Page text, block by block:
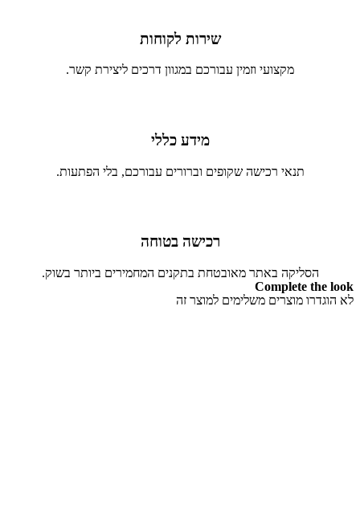
שירות לקוחות
מקצועי וזמין עבורכם במגוון דרכים ליצירת קשר.
מידע כללי
תנאי רכישה שקופים וברורים עבורכם, בלי הפתעות.
רכישה בטוחה
הסליקה באתר מאובטחת בתקנים המחמירים ביותר בשוק.
Complete the look
לא הוגדרו מוצרים משלימים למוצר זה